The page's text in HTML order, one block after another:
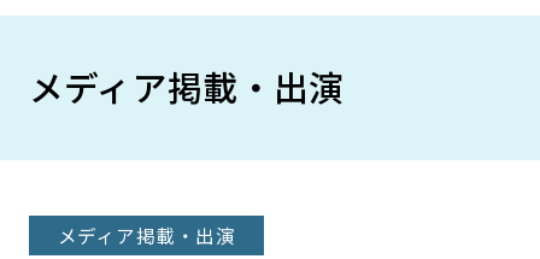
メディア掲載・出演
メディア掲載・出演